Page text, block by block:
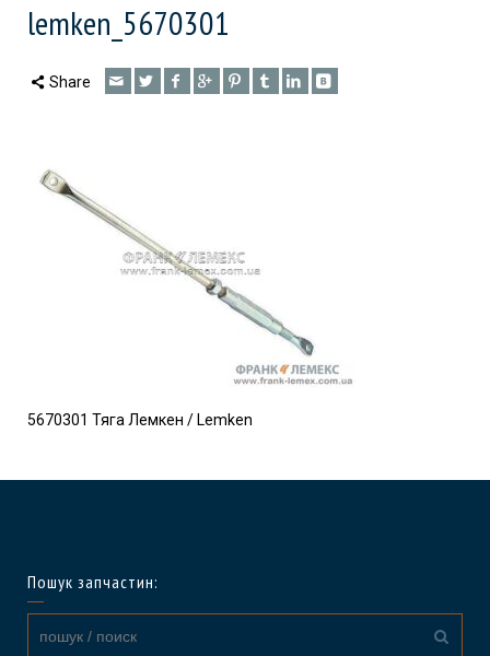
lemken_5670301
Share
5670301 Тяга Лемкен / Lemken
Пошук запчастин: